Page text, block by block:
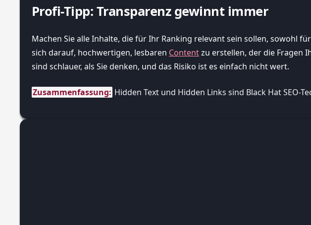
Profi-Tipp: Transparenz gewinnt immer
Machen Sie alle Inhalte, die für Ihr Ranking relevant sein sollen, sowohl
sich darauf, hochwertigen, lesbaren Contentzu erstellen, der die Fragen
sind schlauer, als Sie denken, und das Risiko ist es einfach nicht wert.
Zusammenfassung: Hidden Text und Hidden Links sind Black Hat